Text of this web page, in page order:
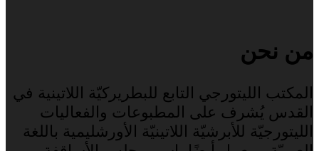
من نحن
المكتب الليتورجي التابع للبطريركيّة اللاتينية في
القدس يُشرف على المطبوعات والفعاليات
الليتورجيّة للأبرشيّة اللاتينيّة الأورشليمية باللغة